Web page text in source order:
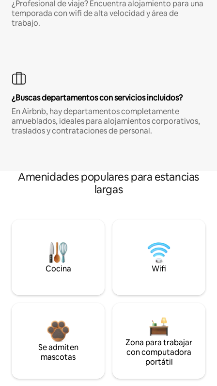
¿Profesional de viaje? Encuentra alojamiento para una
temporada con wifi de alta velocidad y área de
trabajo.
¿Buscas departamentos con servicios incluidos?
En Airbnb, hay departamentos completamente
amueblados, ideales para alojamientos corporativos,
traslados y contrataciones de personal.
Amenidades populares para estancias
largas
Cocina Wifi
Se admiten
mascotas
Zona para trabajar
con computadora
portátil